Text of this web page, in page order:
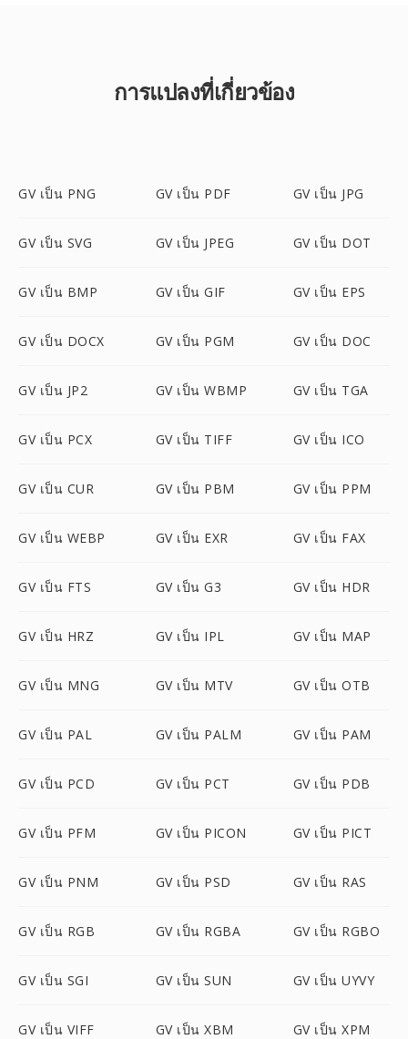
การแปลงที่เกี่ยวข้อง
GV เป็น PNG GV เป็น PDF GV เป็น JPG
GV เป็น SVG GV เป็น JPEG GV เป็น DOT
GV เป็น BMP GV เป็น GIF GV เป็น EPS
GV เป็น DOCX GV เป็น PGM GV เป็น DOC
GV เป็น JP2 GV เป็น WBMP GV เป็น TGA
GV เป็น PCX GV เป็น TIFF GV เป็น ICO
GV เป็น CUR GV เป็น PBM GV เป็น PPM
GV เป็น WEBP GV เป็น EXR GV เป็น FAX
GV เป็น FTS GV เป็น G3 GV เป็น HDR
GV เป็น HRZ GV เป็น IPL GV เป็น MAP
GV เป็น MNG GV เป็น MTV GV เป็น OTB
GV เป็น PAL GV เป็น PALM GV เป็น PAM
GV เป็น PCD GV เป็น PCT GV เป็น PDB
GV เป็น PFM GV เป็น PICON GV เป็น PICT
GV เป็น PNM GV เป็น PSD GV เป็น RAS
GV เป็น RGB GV เป็น RGBA GV เป็น RGBO
GV เป็น SGI GV เป็น SUN GV เป็น UYVY
GV เป็น VIFF GV เป็น XBM GV เป็น XPM